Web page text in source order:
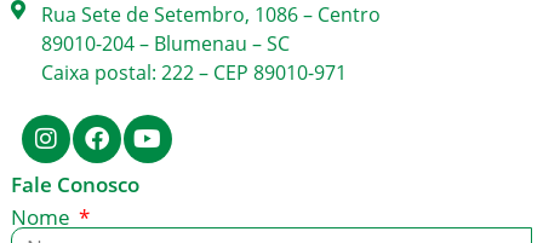
Rua Sete de Setembro, 1086 – Centro
89010-204 – Blumenau – SC
Caixa postal: 222 – CEP 89010-971
Fale Conosco
Nome